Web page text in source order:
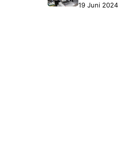
19 Juni 2024